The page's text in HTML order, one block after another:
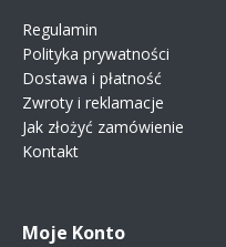
Regulamin
Polityka prywatności
Dostawa i płatność
Zwroty i reklamacje
Jak złożyć zamówienie
Kontakt
Moje Konto